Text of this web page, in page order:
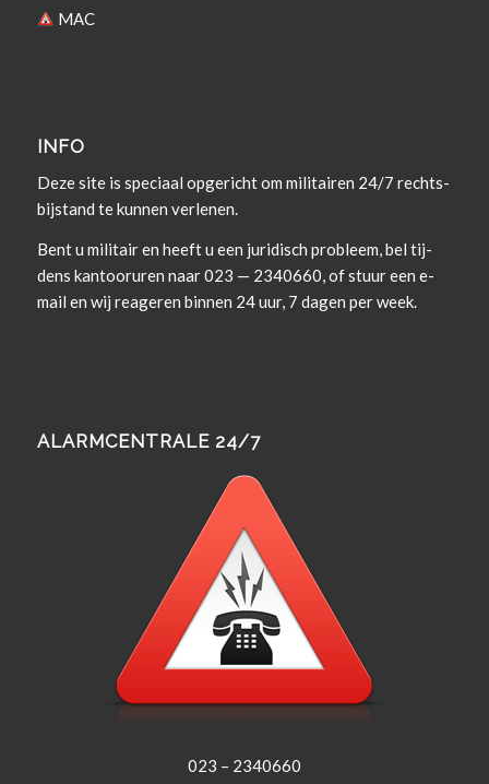
MAC
INFO
Deze site is spe­ci­aal opgericht om militairen 24/7 rechts­
bi­j­s­tand te kun­nen verlenen.
Bent u militair en heeft u een juridisch prob­leem, bel tij­
dens kan­tooruren naar 023 — 2340660, of stuur een e-
mail en wij rea­geren bin­nen 24 uur, 7 dagen per week.
ALARMCENTRALE 24/7
023 – 2340660